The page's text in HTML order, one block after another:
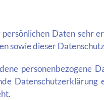
Daten sehr
sowie dieser
personenbezogene